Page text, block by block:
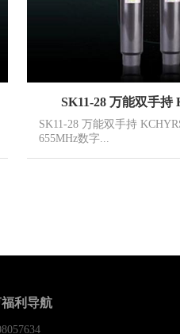
SK11-28 万能双手持
SK11-28 万能双手持
655MHz数字...
利导航